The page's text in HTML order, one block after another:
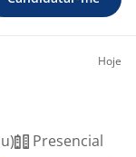
Hoje
Presencial